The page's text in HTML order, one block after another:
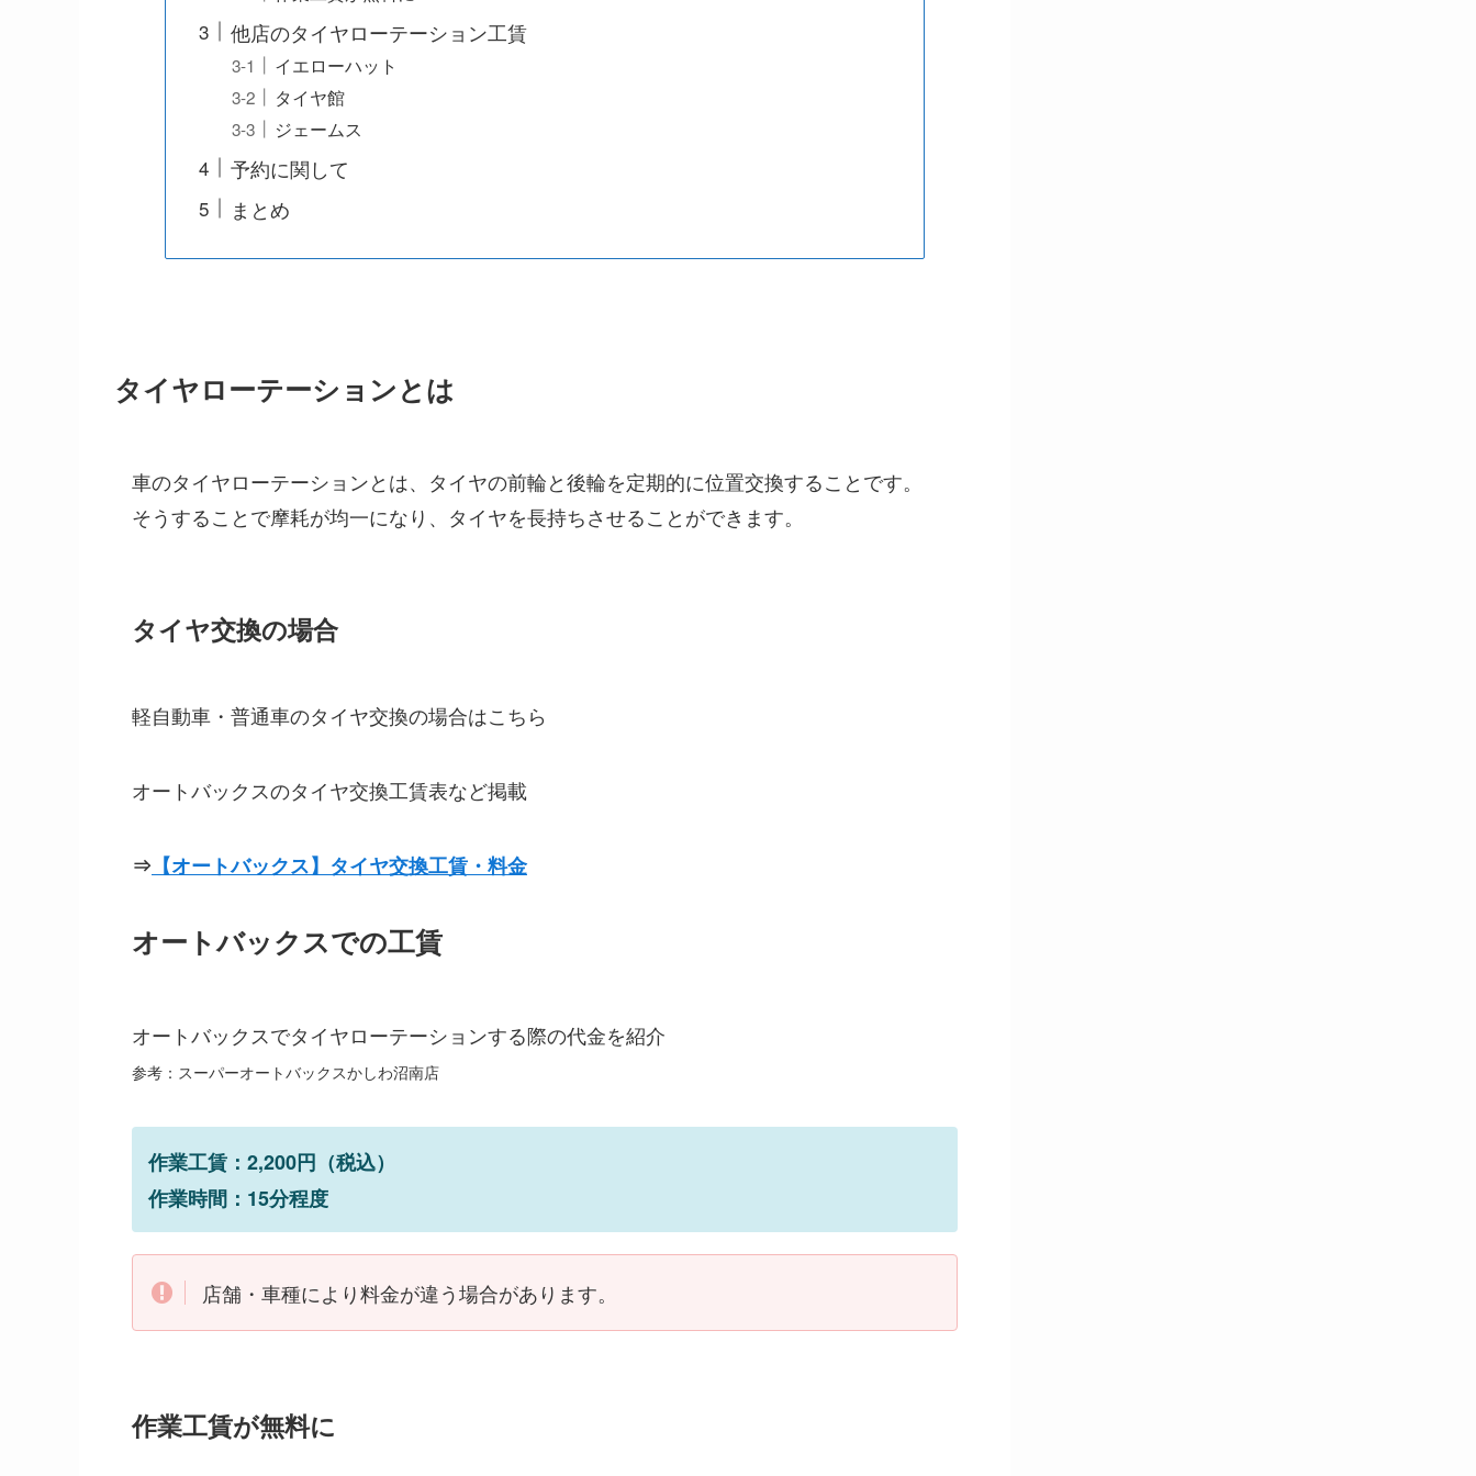
他店のタイヤローテーション工賃
イエローハット
タイヤ館
ジェームス
予約に関して
まとめ
タイヤローテーションとは
車のタイヤローテーションとは、タイヤの前輪と後輪を定期的に位置交換することです。
そうすることで摩耗が均一になり、タイヤを長持ちさせることができます。
タイヤ交換の場合
軽自動車・普通車のタイヤ交換の場合はこちら
オートバックスのタイヤ交換工賃表など掲載
⇒ 【オートバックス】タイヤ交換工賃・料金
オートバックスでの工賃
オートバックスでタイヤローテーションする際の代金を紹介
参考：スーパーオートバックスかしわ沼南店
作業工賃：2,200円（税込）
作業時間：15分程度
店舗・車種により料金が違う場合があります。
作業工賃が無料に